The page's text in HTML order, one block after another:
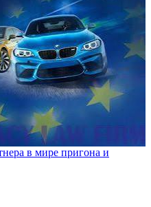
в мире пригона и